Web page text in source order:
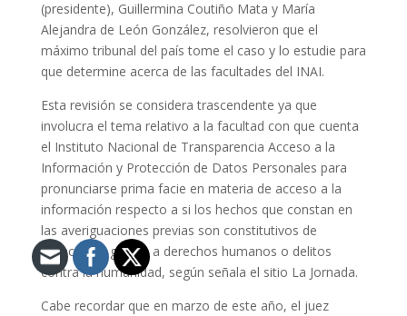
(presidente), Guillermina Coutiño Mata y María
Alejandra de León González, resolvieron que el
máximo tribunal del país tome el caso y lo estudie para
que determine acerca de las facultades del INAI.
Esta revisión se considera trascendente ya que
involucra el tema relativo a la facultad con que cuenta
el Instituto Nacional de Transparencia Acceso a la
Información y Protección de Datos Personales para
pronunciarse prima facie en materia de acceso a la
información respecto a si los hechos que constan en
las averiguaciones previas son constitutivos de
violaciones graves a derechos humanos o delitos
contra la humanidad, según señala el sitio La Jornada.​
Cabe recordar que en marzo de este año, el juez